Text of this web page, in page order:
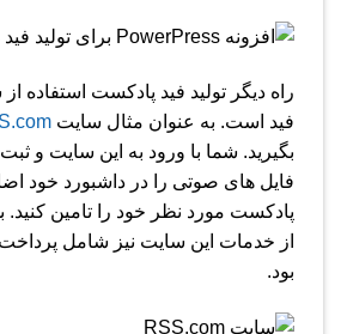
راه دیگر تولید فید پادکست استفاده
فید است. به عنوان مثال سایت
بگیرید. شما با ورود به این سایت و ثبت
فایل های صوتی را در داشبورد خود
پادکست مورد نظر خود را تامین کنید.
از خدمات این سایت نیز شامل پرداخت
بود.